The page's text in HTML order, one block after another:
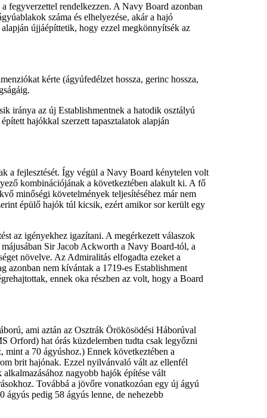
fegyverzettel rendelkezzen. A Navy Board azonban
száma és elhelyezése, akár a hajó
újjáépíttetik, hogy ezzel megkönnyítsék az
kérte (ágyúfedélzet hossza, gerinc hossza,
iránya az új Establishmentnek a hatodik osztályú
hajókkal szerzett tapasztalatok alapján
a fejlesztését. Így végül a Navy Board kénytelen volt
kombinációjának a következtében alakult ki. A fő
minőségi követelmények teljesítéséhez már nem
épülő hajók túl kicsik, ezért amikor sor került egy
az igényekhez igazítani. A megérkezett válaszok
Sir Jacob Ackworth a Navy Board-tól, a
növelve. Az Admiralitás elfogadta ezeket a
azonban nem kívántak a 1719-es Establishment
ennek oka részben az volt, hogy a Board
ami aztán az Osztrák Örökösödési Háborúval
Orford) hat órás küzdelemben tudta csak legyőzni
mint a 70 ágyúshoz.) Ennek következtében a
brit hajónak. Ezzel nyilvánvaló vált az ellenfél
nagyobb hajók építése vált
Továbbá a jövőre vonatkozóan egy új ágyú
ágyús pedig 58 ágyús lenne, de nehezebb